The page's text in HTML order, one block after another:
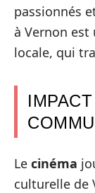
passionnés
à Vernon
locale, qui
Le cinéma
culturelle de